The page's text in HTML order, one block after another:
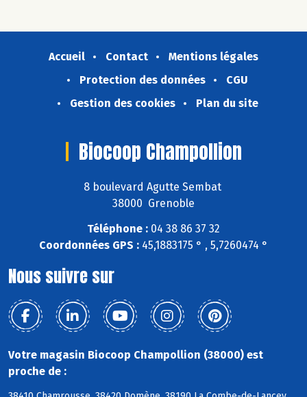
Accueil Contact
Mentions légales
Protection des données
CGU
Gestion des cookies
Plan du site
Biocoop Champollion
8 boulevard Agutte Sembat
38000 Grenoble
Téléphone : 04 38 86 37 32
Coordonnées GPS : 45,1883175 ° , 5,7260474 °
Nous suivre sur
Votre magasin Biocoop Champollion (38000) est
proche de :